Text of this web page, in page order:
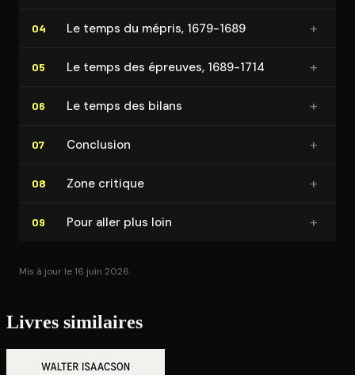
04 Le temps du mépris, 1679-1689 +
05 Le temps des épreuves, 1689-1714 +
06 Le temps des bilans +
07 Conclusion +
08 Zone critique +
09 Pour aller plus loin +
Mis à jour le 16 juin 2026
Livres similaires